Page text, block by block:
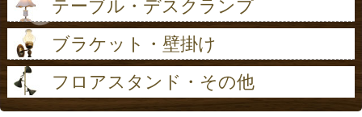
テーブル・デスクランプ
ブラケット・壁掛け
フロアスタンド・その他